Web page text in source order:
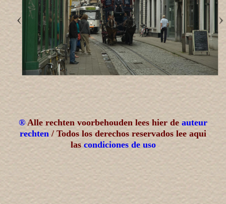
® Alle rechten voorbehouden lees hier de auteur
rechten / Todos los derechos reservados lee aqui
las condiciones de uso